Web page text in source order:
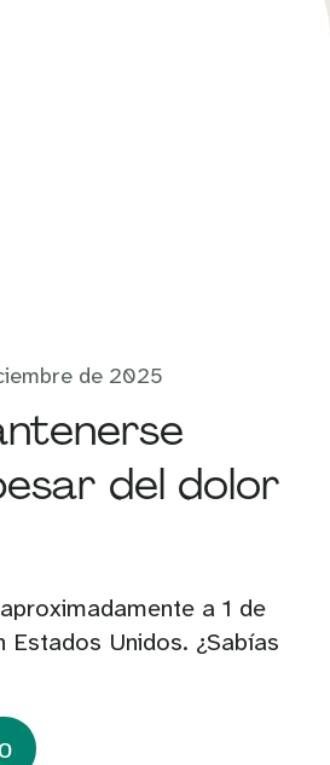
de 2025
del dolor
a 1 de
Unidos. ¿Sabías